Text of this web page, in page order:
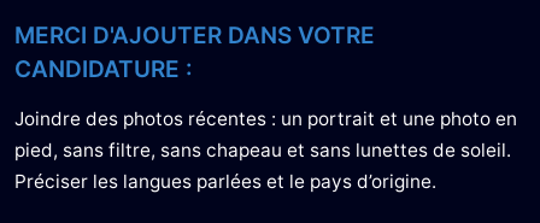
MERCI D'AJOUTER DANS VOTRE
CANDIDATURE :
Joindre des photos récentes : un portrait et une photo en
pied, sans filtre, sans chapeau et sans lunettes de soleil.
Préciser les langues parlées et le pays d’origine.